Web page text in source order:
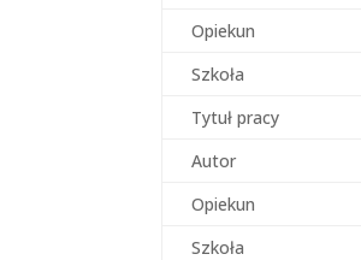
Opiekun
Szkoła
Tytuł pracy
Autor
Opiekun
Szkoła